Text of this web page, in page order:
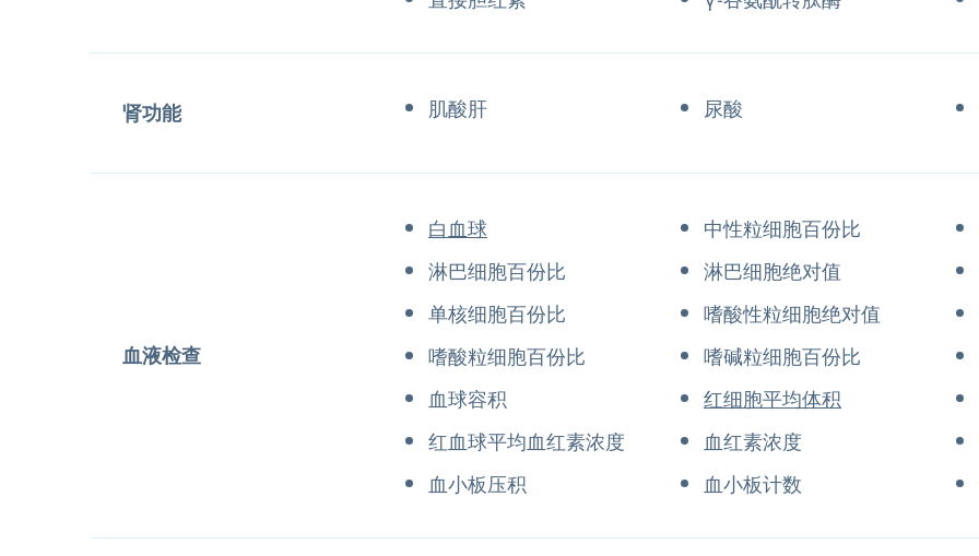
肾功能 肌酸肝 尿酸
血液检查
白血球
中性粒细胞百份比
淋巴细胞百份比
淋巴细胞绝对值
单核细胞百份比
嗜酸性粒细胞绝对值
嗜酸粒细胞百份比
嗜碱粒细胞百份比
血球容积
红细胞平均体积
红血球平均血红素浓度
血红素浓度
血小板压积
血小板计数